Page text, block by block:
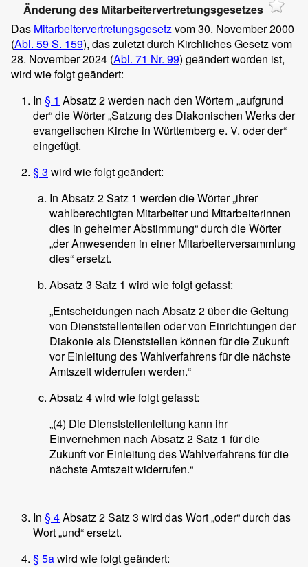
Änderung des Mitarbeitervertretungsgesetzes
Das Mitarbeitervertretungsgesetzvom 30. November 2000
(Abl. 59 S. 159), das zuletzt durch Kirchliches Gesetz vom
28. November 2024 (Abl. 71 Nr. 99) geändert worden ist,
wird wie folgt geändert:
In § 1 Absatz 2 werden nach den Wörtern „aufgrund
der“ die Wörter „Satzung des Diakonischen Werks der
evangelischen Kirche in Württemberg e. V. oder der“
eingefügt.
§ 3 wird wie folgt geändert:
In Absatz 2 Satz 1 werden die Wörter „ihrer
wahlberechtigten Mitarbeiter und Mitarbeiterinnen
dies in geheimer Abstimmung“ durch die Wörter
„der Anwesenden in einer Mitarbeiterversammlung
dies“ ersetzt.
Absatz 3 Satz 1 wird wie folgt gefasst:
„Entscheidungen nach Absatz 2 über die Geltung
von Dienststellenteilen oder von Einrichtungen der
Diakonie als Dienststellen können für die Zukunft
vor Einleitung des Wahlverfahrens für die nächste
Amtszeit widerrufen werden.“
Absatz 4 wird wie folgt gefasst:
„(4) Die Dienststellenleitung kann ihr
Einvernehmen nach Absatz 2 Satz 1 für die
Zukunft vor Einleitung des Wahlverfahrens für die
nächste Amtszeit widerrufen.“
In § 4Absatz 2 Satz 3 wird das Wort „oder“ durch das
Wort „und“ ersetzt.
§ 5awird wie folgt geändert: